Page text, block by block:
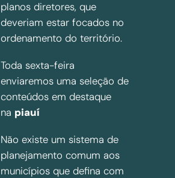
planos diretores, que
deveriam estar focados no
ordenamento do território.
Toda sexta-feira
enviaremos uma seleção de
conteúdos em destaque
na piauí
Não existe um sistema de
planejamento comum aos
municípios que defina com